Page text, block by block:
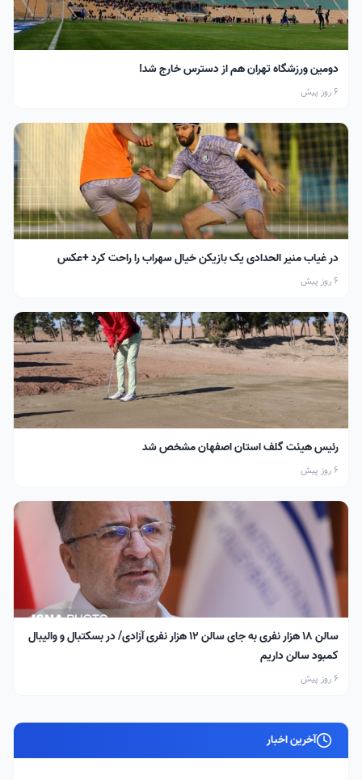
دومین ورزشگاه تهران هم از دسترس خارج شد!
6 روز پیش
در غیاب منیر الحدادی یک بازیکن خیال سهراب را راحت کرد +عکس
6 روز پیش
رئیس هیئت گلف استان اصفهان مشخص شد
6 روز پیش
سالن ۱۸ هزار نفری به جای سالن ۱۲ هزار نفری آزادی/ در بسکتبال و والیبال
کمبود سالن داریم
6 روز پیش
آخرین اخبار